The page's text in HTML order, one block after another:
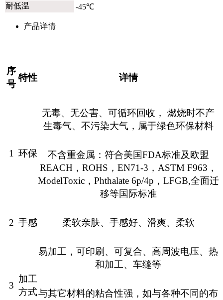
耐低温
-45℃
产品详情
序
号
特性 详情
1 环保
无毒、无公害、可循环回收，
燃烧时不产
生毒气、不污染大气，属于绿色环保材料
不含重金属：符合美国FDA标准及欧盟
REACH ， ROHS ， EN71-3 ， ASTM F963 ，
ModelToxic， Phthalate 6p/4p ， LFGB,全面迁
移等国际标准
2 手感 柔软亲肤、 手感好、滑爽、柔软
3
加工
方式
易加工，可印刷、可复合、高周波电压、热
和加工、车缝等
与其它材料的粘合性强，如与各种不同的布